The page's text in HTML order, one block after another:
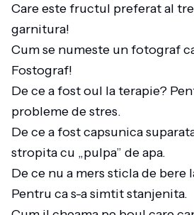
Care este fructul preferat al
garnitura!
Cum se numeste un fotograf
Fostograf!
De ce a fost oul la terapie?
probleme de stres.
De ce a fost capsunica
stropita cu „pulpa” de apa.
De ce nu a mers sticla de bere
Pentru ca s-a simtit stanjenita.